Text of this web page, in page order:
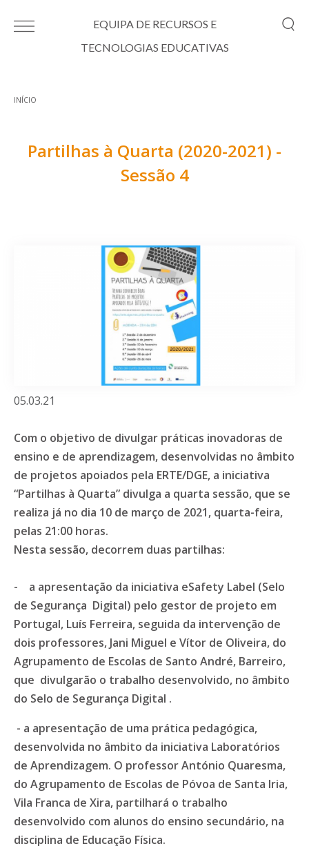
EQUIPA DE RECURSOS E
TECNOLOGIAS EDUCATIVAS
INÍCIO
Partilhas à Quarta (2020-2021) -
Sessão 4
05.03.21
Com o objetivo de divulgar práticas inovadoras de
ensino e de aprendizagem, desenvolvidas no âmbito
de projetos apoiados pela ERTE/DGE, a iniciativa
“Partilhas à Quarta” divulga a quarta sessão, que se
realiza já no dia 10 de março de 2021, quarta-feira,
pelas 21:00 horas.
Nesta sessão, decorrem duas partilhas:
- a apresentação da iniciativa eSafety Label (Selo
de Segurança Digital) pelo gestor de projeto em
Portugal, Luís Ferreira, seguida da intervenção de
dois professores, Jani Miguel e Vítor de Oliveira, do
Agrupamento de Escolas de Santo André, Barreiro,
que divulgarão o trabalho desenvolvido, no âmbito
do Selo de Segurança Digital .
- a apresentação de uma prática pedagógica,
desenvolvida no âmbito da iniciativa Laboratórios
de Aprendizagem. O professor António Quaresma,
do Agrupamento de Escolas de Póvoa de Santa Iria,
Vila Franca de Xira, partilhará o trabalho
desenvolvido com alunos do ensino secundário, na
disciplina de Educação Física.